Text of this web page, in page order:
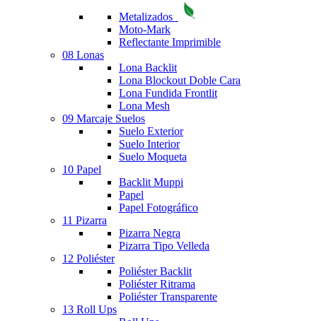
Metalizados
Moto-Mark
Reflectante Imprimible
08 Lonas
Lona Backlit
Lona Blockout Doble Cara
Lona Fundida Frontlit
Lona Mesh
09 Marcaje Suelos
Suelo Exterior
Suelo Interior
Suelo Moqueta
10 Papel
Backlit Muppi
Papel
Papel Fotográfico
11 Pizarra
Pizarra Negra
Pizarra Tipo Velleda
12 Poliéster
Poliéster Backlit
Poliéster Ritrama
Poliéster Transparente
13 Roll Ups